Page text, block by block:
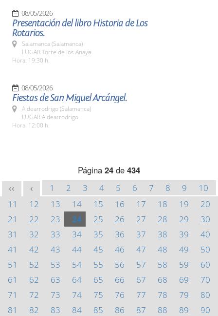
08/05/2026
Presentación del libro Historia de Los
Rotarios.
Salamanca (Salamanca)
LUGAR Torre de los Anaya
Hora: 19:30 h.
08/05/2026
Fiestas de San Miguel Arcángel.
Aldearrodrigo (Salamanca)
LUGAR Aldearrodrigo
Hora: 12:00 h.
Página 24 de 434
<< < 1 2 3 4 5 6 7 8 9
10
11
12 13 14 15 16 17 18 19
20
21
22 23 24 25 26 27 28 29
30
31
32 33 34 35 36 37 38 39
40
41
42 43 44 45 46 47 48 49
50
51
52 53 54 55 56 57 58 59
60
61
62 63 64 65 66 67 68 69
70
71
72 73 74 75 76 77 78 79
80
81
82 83 84 85 86 87 88 89
90